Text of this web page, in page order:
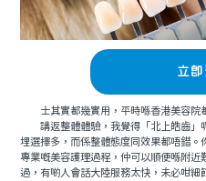
立
士其實都幾實用，平時喺香港美容院
講返整體體驗，我覺得「北上皓齒」
埋選擇多，而係整體態度同效果都唔錯
專業嘅美容護理過程，仲可以順便喺附
過，有啲人會話大陸服務太快，未必咁